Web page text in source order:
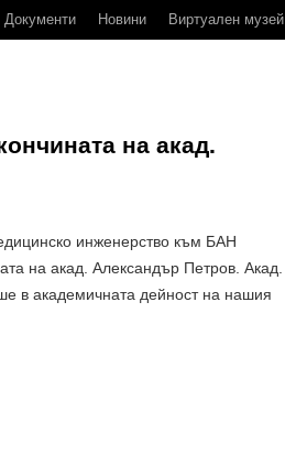
Документи Новини Виртуален музей
на акад.
инженерство към БАН
на акад. Александър Петров. Акад.
в академичната дейност на нашия